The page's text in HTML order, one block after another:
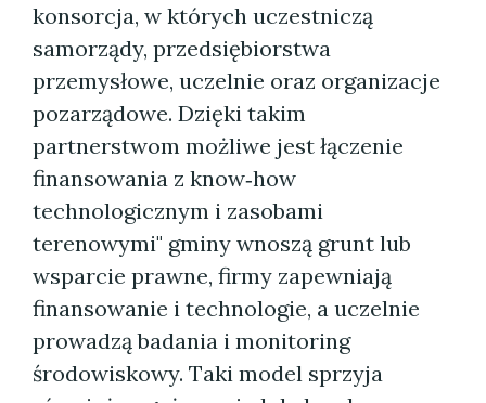
konsorcja, w których uczestniczą
samorządy, przedsiębiorstwa
przemysłowe, uczelnie oraz organizacje
pozarządowe. Dzięki takim
partnerstwom możliwe jest łączenie
finansowania z know‑how
technologicznym i zasobami
terenowymi" gminy wnoszą grunt lub
wsparcie prawne, firmy zapewniają
finansowanie i technologie, a uczelnie
prowadzą badania i monitoring
środowiskowy. Taki model sprzyja